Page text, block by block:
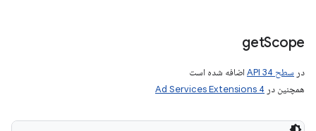
getScope
در سطح API 34
اضافه شده است
همچنین در Ad Services Extensions 4